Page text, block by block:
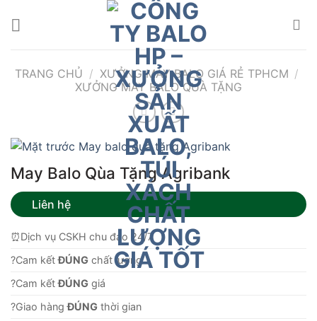
TRANG CHỦ / XƯỞNG MAY BALO GIÁ RẺ TPHCM /
XƯỞNG MAY BALO QUÀ TẶNG
May Balo Qùa Tặng Agribank
Liên hệ
⏰Dịch vụ CSKH chu đáo 24/7
?Cam kếtĐÚNG chất lượng.
?Cam kếtĐÚNG giá
?Giao hàngĐÚNG thời gian